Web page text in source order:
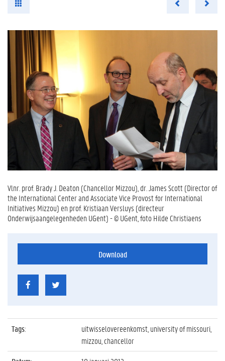
Vlnr. prof. Brady J. Deaton (Chancellor Mizzou), dr. James Scott (Director of
the International Center and Associate Vice Provost for International
Initiatives Mizzou) en prof. Kristiaan Versluys (directeur
Onderwijsaangelegenheden UGent) - © UGent, foto Hilde Christiaens
Download
Tags:
uitwisselovereenkomst, university of missouri,
mizzou, chancellor